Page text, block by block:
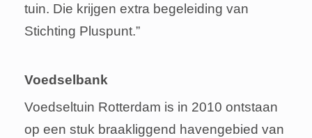
tuin. Die krijgen extra begeleiding van
Stichting Pluspunt.”
Voedselbank
Voedseltuin Rotterdam is in 2010 ontstaan
op een stuk braakliggend havengebied van